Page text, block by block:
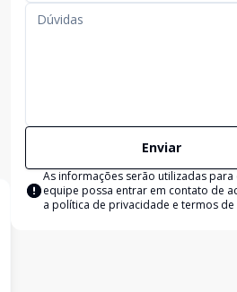
Enviar
As informações serão utilizadas para
equipe possa entrar em contato de
a política de privacidade e termos de